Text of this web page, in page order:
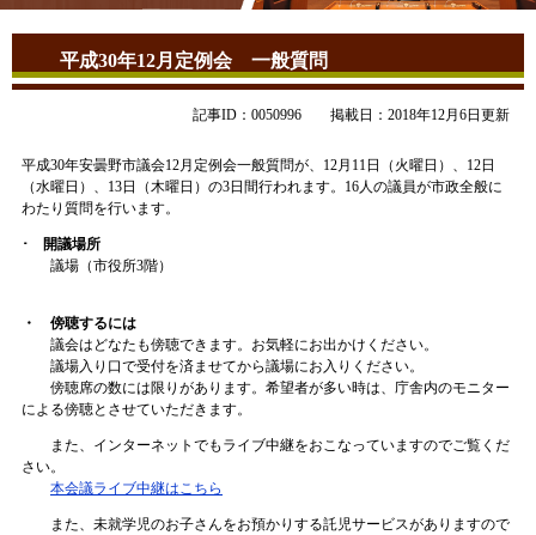
平成30年12月定例会 一般質問
記事ID：0050996 掲載日：2018年12月6日更新
平成30年安曇野市議会12月定例会一般質問が、12月11日（火曜日）、12日
（水曜日）、13日（木曜日）の3日間行われます。16人の議員が市政全般に
わたり質問を行います。
･ 開議場所
議場（市役所3階）
・ 傍聴するには
議会はどなたも傍聴できます。お気軽にお出かけください。
議場入り口で受付を済ませてから議場にお入りください。
傍聴席の数には限りがあります。希望者が多い時は、庁舎内のモニター
による傍聴とさせていただきます。
また、インターネットでもライブ中継をおこなっていますのでご覧くだ
さい。
本会議ライブ中継はこちら
また、未就学児のお子さんをお預かりする託児サービスがありますので